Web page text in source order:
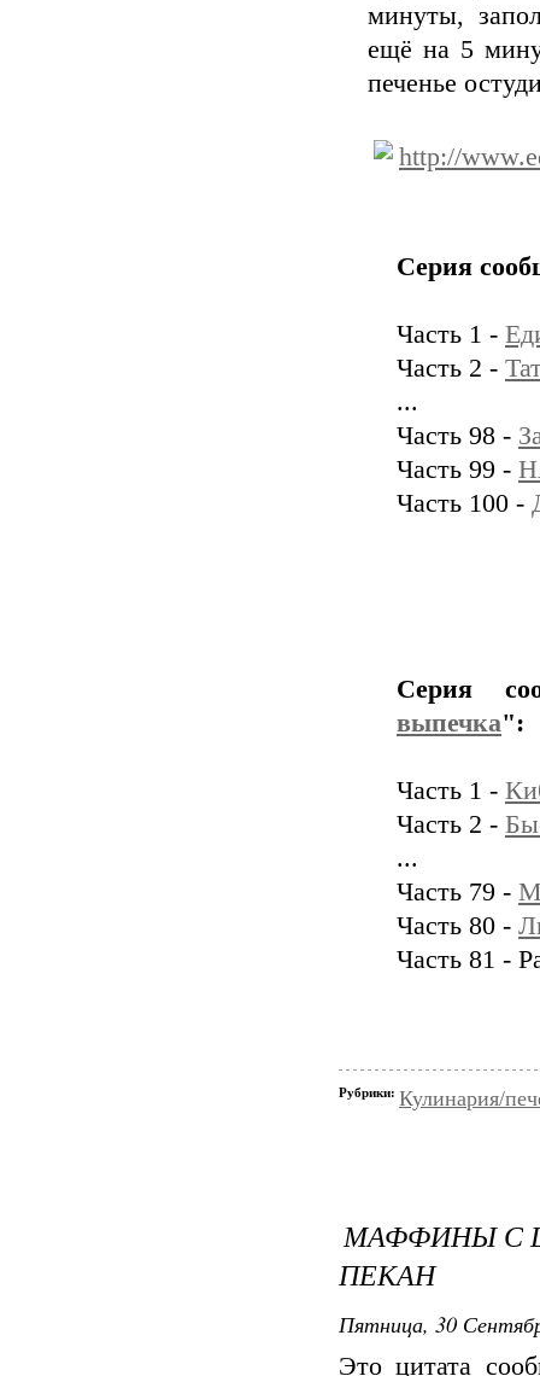
минуты,
ещё на 5
печенье
http://
Серия
Часть 1 -
Часть 2 -
...
Часть 98 -
Часть 99 -
Часть 100 -
Серия
выпечка":
Часть 1 -
Часть 2 -
...
Часть 79 -
Часть 80 -
Часть 81 -
Рубрики: Кулинария/
МАФФИНЫ С
ПЕКАН
Пятница, 30
Это цитата